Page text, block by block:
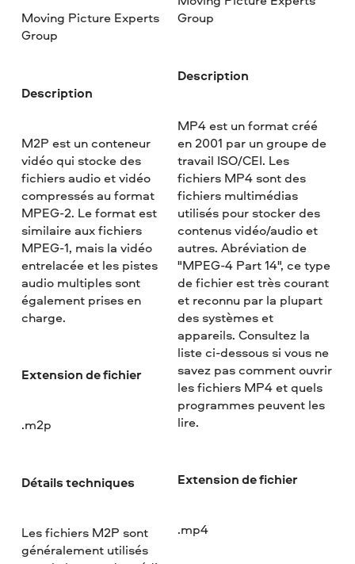
Moving Picture Experts
Group
Description
M2P est un conteneur
vidéo qui stocke des
fichiers audio et vidéo
compressés au format
MPEG-2. Le format est
similaire aux fichiers
MPEG-1, mais la vidéo
entrelacée et les pistes
audio multiples sont
également prises en
charge.
Extension de fichier
.m2p
Détails techniques
Les fichiers M2P sont
généralement utilisés
Group
Description
MP4 est un format créé
en 2001 par un groupe de
travail ISO/CEI. Les
fichiers MP4 sont des
fichiers multimédias
utilisés pour stocker des
contenus vidéo/audio et
autres. Abréviation de
"MPEG-4 Part 14", ce type
de fichier est très courant
et reconnu par la plupart
des systèmes et
appareils. Consultez la
liste ci-dessous si vous ne
savez pas comment ouvrir
les fichiers MP4 et quels
programmes peuvent les
lire.
Extension de fichier
.mp4